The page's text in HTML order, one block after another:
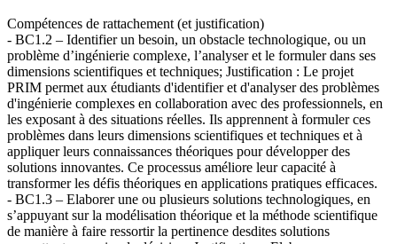
Compétences de rattachement (et justification)
- BC1.2 – Identifier un besoin, un obstacle technologique, ou un
problème d’ingénierie complexe, l’analyser et le formuler dans ses
dimensions scientifiques et techniques; Justification : Le projet
PRIM permet aux étudiants d'identifier et d'analyser des problèmes
d'ingénierie complexes en collaboration avec des professionnels, en
les exposant à des situations réelles. Ils apprennent à formuler ces
problèmes dans leurs dimensions scientifiques et techniques et à
appliquer leurs connaissances théoriques pour développer des
solutions innovantes. Ce processus améliore leur capacité à
transformer les défis théoriques en applications pratiques efficaces.
- BC1.3 – Elaborer une ou plusieurs solutions technologiques, en
s’appuyant sur la modélisation théorique et la méthode scientifique
de manière à faire ressortir la pertinence desdites solutions